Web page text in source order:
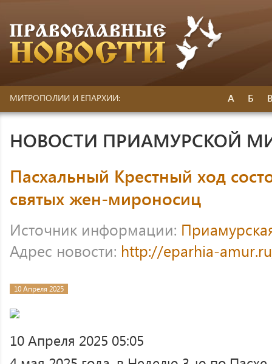
МИТРОПОЛИИ И ЕПАРХИИ: А Б
НОВОСТИ ПРИАМУРСКОЙ
Пасхальный Крестный ход
святых жен-мироносиц
Источник информации:
Адрес новости: http://eparhia-
10 Апреля 2025
10 Апреля 2025 05:05